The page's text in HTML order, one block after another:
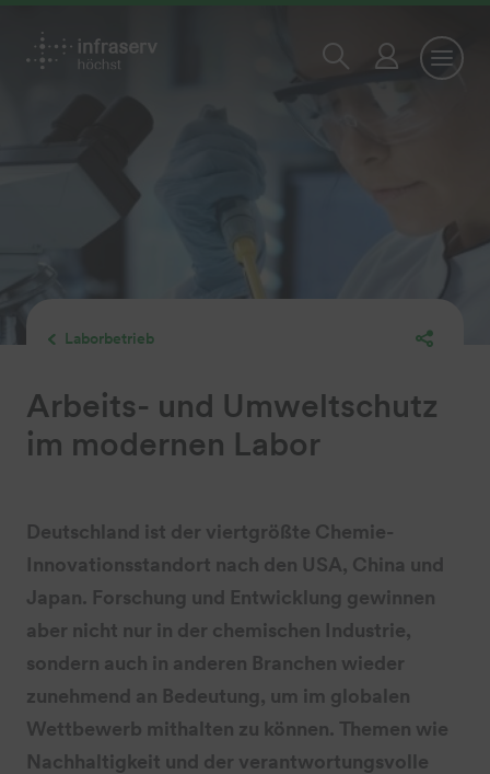
Laborbetrieb
Arbeits- und Umweltschutz
im modernen Labor
Deutschland ist der viertgrößte Chemie-
Innovationsstandort nach den USA, China und
Japan. Forschung und Entwicklung gewinnen
aber nicht nur in der chemischen Industrie,
sondern auch in anderen Branchen wieder
zunehmend an Bedeutung, um im globalen
Wettbewerb mithalten zu können. Themen wie
Nachhaltigkeit und der verantwortungsvolle